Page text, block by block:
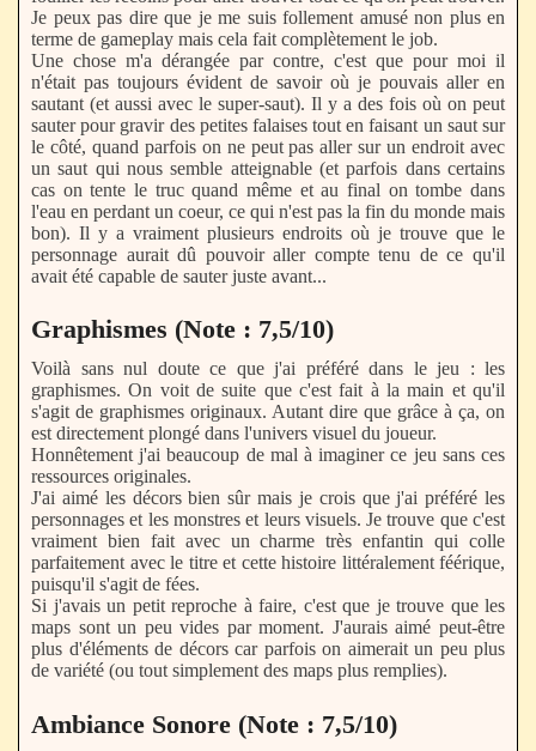
Je peux pas dire que je me suis follement amusé non plus en
terme de gameplay mais cela fait complètement le job.
Une chose m'a dérangée par contre, c'est que pour moi il
n'était pas toujours évident de savoir où je pouvais aller en
sautant (et aussi avec le super-saut). Il y a des fois où on peut
sauter pour gravir des petites falaises tout en faisant un saut sur
le côté, quand parfois on ne peut pas aller sur un endroit avec
un saut qui nous semble atteignable (et parfois dans certains
cas on tente le truc quand même et au final on tombe dans
l'eau en perdant un coeur, ce qui n'est pas la fin du monde mais
bon). Il y a vraiment plusieurs endroits où je trouve que le
personnage aurait dû pouvoir aller compte tenu de ce qu'il
avait été capable de sauter juste avant...
Graphismes (Note : 7,5/10)
Voilà sans nul doute ce que j'ai préféré dans le jeu : les
graphismes. On voit de suite que c'est fait à la main et qu'il
s'agit de graphismes originaux. Autant dire que grâce à ça, on
est directement plongé dans l'univers visuel du joueur.
Honnêtement j'ai beaucoup de mal à imaginer ce jeu sans ces
ressources originales.
J'ai aimé les décors bien sûr mais je crois que j'ai préféré les
personnages et les monstres et leurs visuels. Je trouve que c'est
vraiment bien fait avec un charme très enfantin qui colle
parfaitement avec le titre et cette histoire littéralement féérique,
puisqu'il s'agit de fées.
Si j'avais un petit reproche à faire, c'est que je trouve que les
maps sont un peu vides par moment. J'aurais aimé peut-être
plus d'éléments de décors car parfois on aimerait un peu plus
de variété (ou tout simplement des maps plus remplies).
Ambiance Sonore (Note : 7,5/10)